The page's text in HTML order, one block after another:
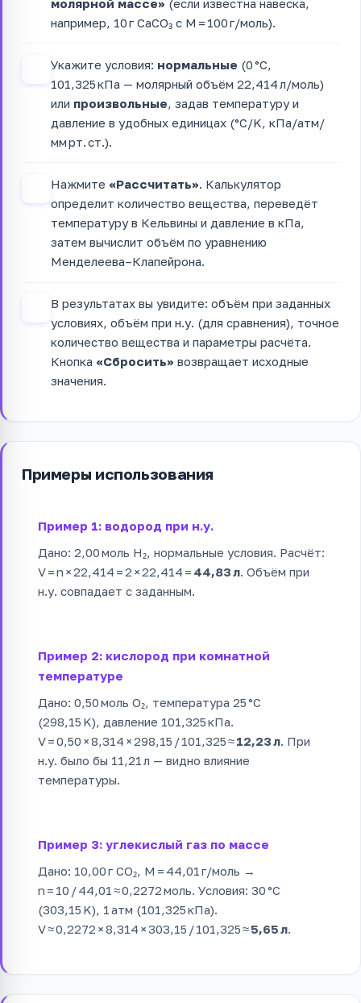
например, 10 г CaCO₃ с M = 100 г/моль).
Укажите условия: нормальные (0 °C,
101,325 кПа — молярный объём 22,414 л/моль)
или произвольные, задав температуру и
давление в удобных единицах (°C/K, кПа/атм/
мм рт. ст.).
Нажмите «Рассчитать». Калькулятор
определит количество вещества, переведёт
температуру в Кельвины и давление в кПа,
затем вычислит объём по уравнению
Менделеева–Клапейрона.
В результатах вы увидите: объём при заданных
условиях, объём при н.у. (для сравнения), точное
количество вещества и параметры расчёта.
Кнопка «Сбросить» возвращает исходные
значения.
Примеры использования
Пример 1: водород при н.у.
Дано: 2,00 моль H₂, нормальные условия. Расчёт:
V = n × 22,414 = 2 × 22,414 = 44,83 л. Объём при
н.у. совпадает с заданным.
Пример 2: кислород при комнатной
температуре
Дано: 0,50 моль O₂, температура 25 °C
(298,15 K), давление 101,325 кПа.
V = 0,50 × 8,314 × 298,15 / 101,325 ≈12,23 л. При
н.у. было бы 11,21 л — видно влияние
температуры.
Пример 3: углекислый газ по массе
Дано: 10,00 г CO₂, M = 44,01 г/моль →
n = 10 / 44,01 ≈ 0,2272 моль. Условия: 30 °C
(303,15 K), 1 атм (101,325 кПа).
V ≈ 0,2272 × 8,314 × 303,15 / 101,325 ≈5,65 л.